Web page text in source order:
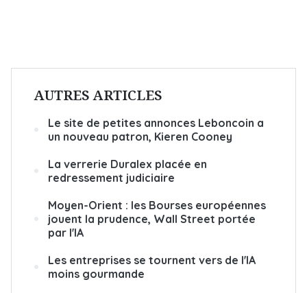
AUTRES ARTICLES
Le site de petites annonces Leboncoin a
un nouveau patron, Kieren Cooney
La verrerie Duralex placée en
redressement judiciaire
Moyen-Orient : les Bourses européennes
jouent la prudence, Wall Street portée
par l'IA
Les entreprises se tournent vers de l'IA
moins gourmande